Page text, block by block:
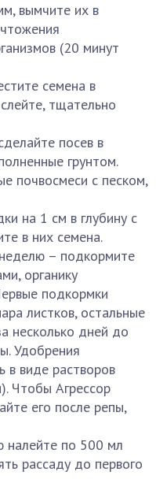
вымчите их в
(20 минут
семена в
тщательно
посев в
грунтом.
почвосмеси с песком,
на 1 см в глубину с
в них семена.
– подкормите
органику
подкормки
листков, остальные
несколько дней до
Удобрения
в виде растворов
Чтобы Агрессор
его после репы,
налейте по 500 мл
рассаду до первого